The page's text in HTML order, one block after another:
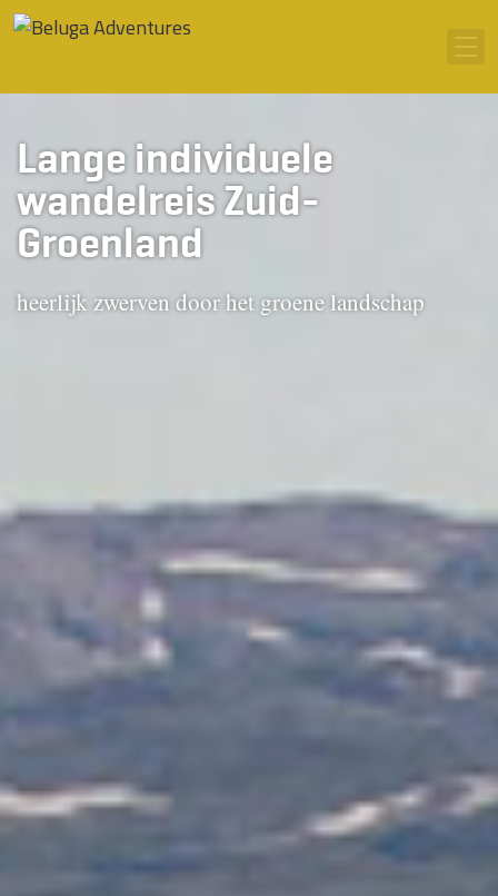
Ga naar inhoud
Lange individuele
wandelreis Zuid-
Groenland
heerlijk zwerven door het groene landschap